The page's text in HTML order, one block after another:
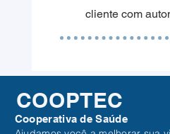
cliente com
COOPTEC
Cooperativa de Saúde